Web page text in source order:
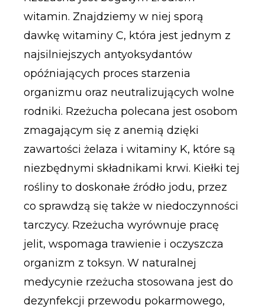
witamin. Znajdziemy w niej sporą
dawkę witaminy C, która jest jednym z
najsilniejszych antyoksydantów
opóźniających proces starzenia
organizmu oraz neutralizujących wolne
rodniki. Rzeżucha polecana jest osobom
zmagającym się z anemią dzięki
zawartości żelaza i witaminy K, które są
niezbędnymi składnikami krwi. Kiełki tej
rośliny to doskonałe źródło jodu, przez
co sprawdzą się także w niedoczynności
tarczycy. Rzeżucha wyrównuje pracę
jelit, wspomaga trawienie i oczyszcza
organizm z toksyn. W naturalnej
medycynie rzeżucha stosowana jest do
dezynfekcji przewodu pokarmowego,